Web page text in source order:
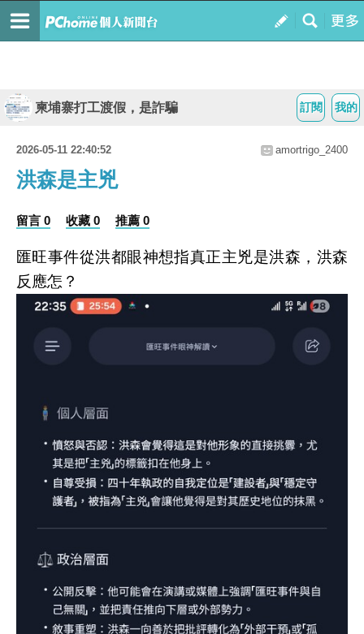
我的
訂閱
柬埔寨打工渡假，是詐騙
2026-05-11 22:40:52 amortrigo_2400
洪森是主兇
留言 0 收藏 0 推薦 0
匯旺事件從洪都眼神想指真正主兇是洪森，洪森
反應怎？